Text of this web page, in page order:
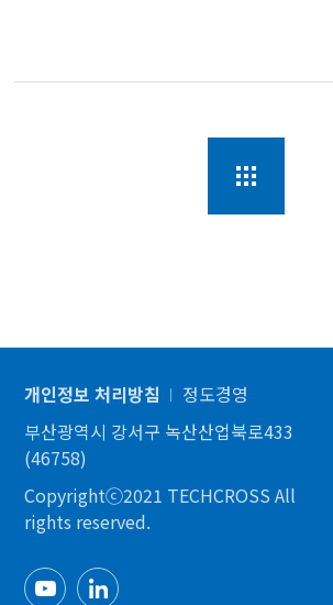
개인정보 처리방침
정도경영
부산광역시 강서구 녹산산업북로433
(46758)
Copyrightⓒ2021 TECHCROSS All
rights reserved.